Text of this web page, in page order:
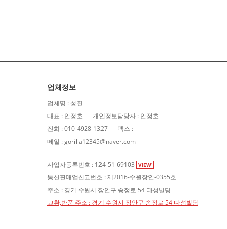
업체정보
업체명 : 성진
대표 : 안정호
개인정보담당자 : 안정호
전화 : 010-4928-1327
팩스 :
메일 : gorilla12345@naver.com
사업자등록번호 : 124-51-69103 VIEW
통신판매업신고번호 : 제2016-수원장안-0355호
주소 : 경기 수원시 장안구 송정로 54 다성빌딩
교환,반품 주소 : 경기 수원시 장안구 송정로 54 다성빌딩